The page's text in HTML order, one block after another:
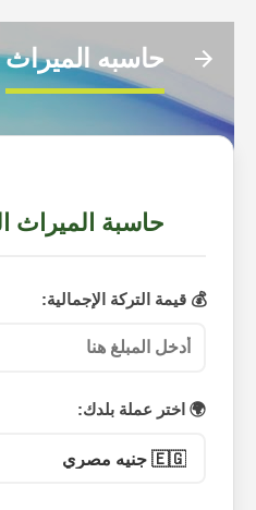
التخطي إلى
حاسبه الميراث
حاسبة الميراث
💰 قيمة التركة الإجمالية:
🌍 اختر عملة بلدك: